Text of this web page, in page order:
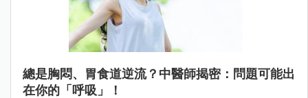
總是胸悶、胃食道逆流？中醫師揭密：問題可能出
在你的「呼吸」！